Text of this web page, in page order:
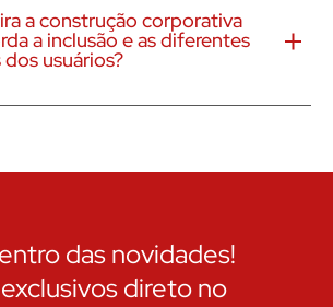
a construção corporativa
a inclusão e as diferentes
usuários?
das novidades!
direto no